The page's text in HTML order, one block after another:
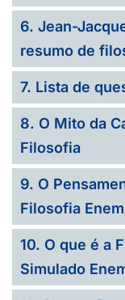
6. Jean-
resumo de
7. Lista de
8. O Mito da
Filosofia
9. O
Filosofia
10. O que é a
Simulado